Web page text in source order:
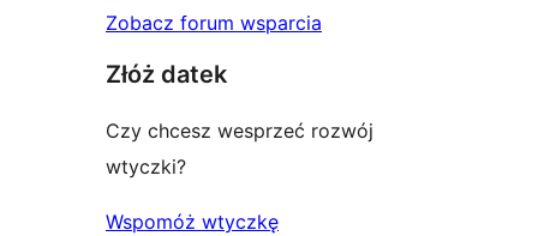
Zobacz forum wsparcia
Złóż datek
Czy chcesz wesprzeć rozwój
wtyczki?
Wspomóż wtyczkę